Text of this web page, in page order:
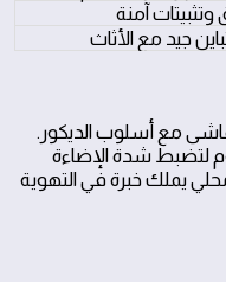
آمنة
جيد مع الأثاث
مع أسلوب الديكور.
لتضبط شدة الإضاءة
يملك خبرة في التهوية